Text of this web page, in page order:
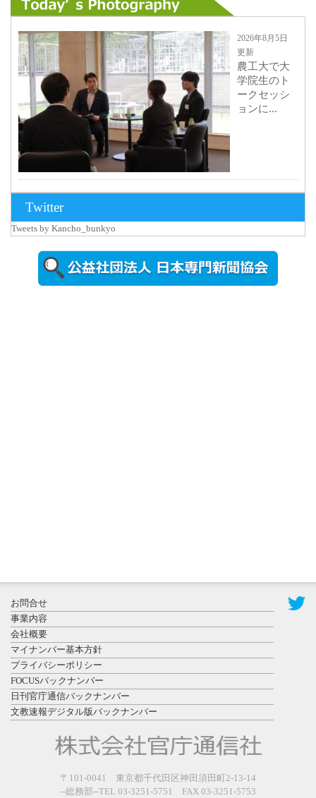
2026年8月5日
更新
農工大で大
学院生のト
ークセッシ
ョンに...
ォトスポッ
ト （8...
県警等と大
規模災害時
連携協定を
締結し...
2026年7月27
日更新
政経学部の
来春開設決
Twitter
Tweets by Kancho_bunkyo
お問合せ
事業内容
会社概要
マイナンバー基本方針
プライバシーポリシー
FOCUSバックナンバー
日刊官庁通信バックナンバー
文教速報デジタル版バックナンバー
〒101-0041 東京都千代田区神田須田町2-13-14
--総務部--TEL 03-3251-5751 FAX 03-3251-5753